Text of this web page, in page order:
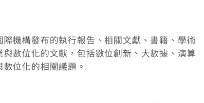
機構發布的執行報告、相關文獻、書籍、學術
數位化的文獻，包括數位創新、大數據、演算
位化的相關議題。